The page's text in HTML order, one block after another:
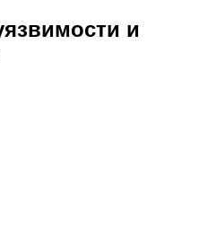
и